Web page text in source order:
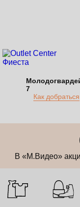
7
Как добраться
В «М.Видео»